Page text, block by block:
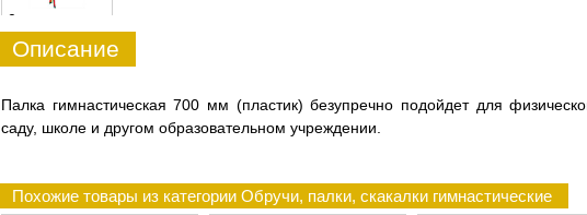
0
Описание
Палка гимнастическая 700 мм (пластик) безупречно подойдет для
саду, школе и другом образовательном учреждении.
Похожие товары из категории Обручи, палки, скакалки гимнастические